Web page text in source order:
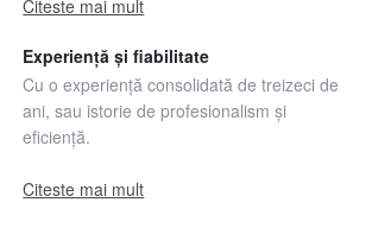
Citeste mai mult
Experiență și fiabilitate
Cu o experiență consolidată de treizeci de
ani, sau istorie de profesionalism și
eficiență.
Citeste mai mult